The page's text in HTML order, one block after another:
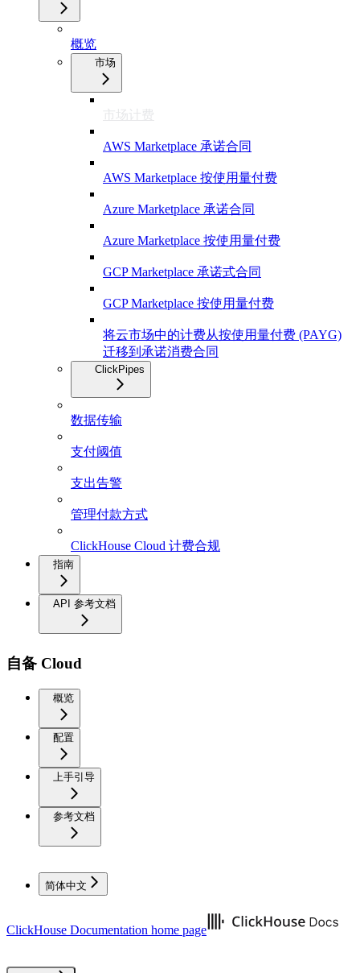
概览
市场
市场计费
AWS Marketplace 承诺合同
AWS Marketplace 按使用量付费
Azure Marketplace 承诺合同
Azure Marketplace 按使用量付费
GCP Marketplace 承诺式合同
GCP Marketplace 按使用量付费
将云市场中的计费从按使用量付费 (PAYG)
迁移到承诺消费合同
ClickPipes
数据传输
支付阈值
支出告警
管理付款方式
ClickHouse Cloud 计费合规
指南
API 参考文档
自备 Cloud
概览
配置
上手引导
参考文档
简体中文
ClickHouse Documentation home page